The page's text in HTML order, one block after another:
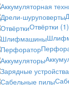
Отвёртки (1)